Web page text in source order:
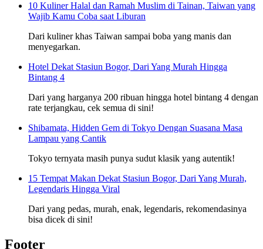
10 Kuliner Halal dan Ramah Muslim di Tainan, Taiwan yang
Wajib Kamu Coba saat Liburan
Dari kuliner khas Taiwan sampai boba yang manis dan
menyegarkan.
Hotel Dekat Stasiun Bogor, Dari Yang Murah Hingga
Bintang 4
Dari yang harganya 200 ribuan hingga hotel bintang 4 dengan
rate terjangkau, cek semua di sini!
Shibamata, Hidden Gem di Tokyo Dengan Suasana Masa
Lampau yang Cantik
Tokyo ternyata masih punya sudut klasik yang autentik!
15 Tempat Makan Dekat Stasiun Bogor, Dari Yang Murah,
Legendaris Hingga Viral
Dari yang pedas, murah, enak, legendaris, rekomendasinya
bisa dicek di sini!
Footer